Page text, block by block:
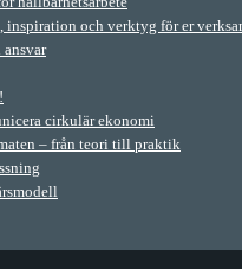
och verktyg för er
cirkulär ekonomi
– från teori till praktik